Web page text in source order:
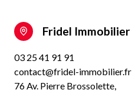
Fridel Immobilier
03 25 41 91 91
contact@fridel-immobilier.fr
76 Av. Pierre Brossolette,